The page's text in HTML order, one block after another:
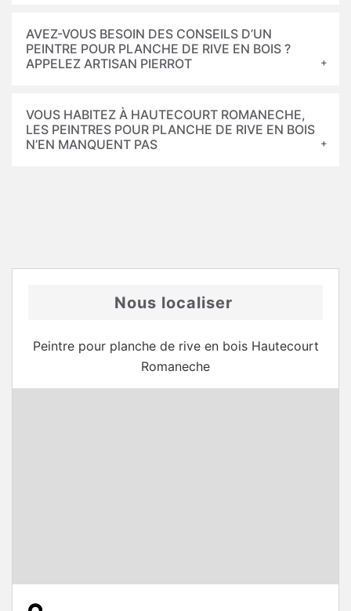
AVEZ-VOUS BESOIN DES CONSEILS D’UN
PEINTRE POUR PLANCHE DE RIVE EN BOIS ?
APPELEZ ARTISAN PIERROT
VOUS HABITEZ À HAUTECOURT ROMANECHE,
LES PEINTRES POUR PLANCHE DE RIVE EN BOIS
N’EN MANQUENT PAS
Nous localiser
Peintre pour planche de rive en bois Hautecourt
Romaneche